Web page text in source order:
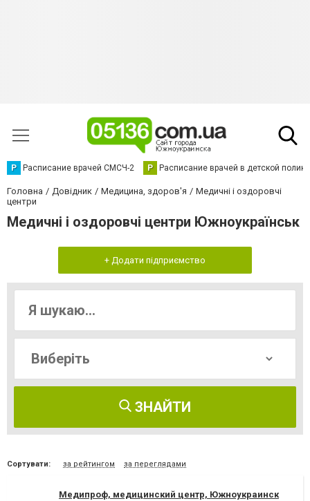
Р Расписание врачей СМСЧ-2 Р Расписание врачей в детской
Головна Довідник Медицина, здоров'я
Медичні і оздоровчі
центри
Медичні і оздоровчі центри Южноукраїнськ
+ Додати підприємство
ЗНАЙТИ
Сортувати: за рейтингом за переглядами
Медипроф, медицинский центр, Южноукраинск